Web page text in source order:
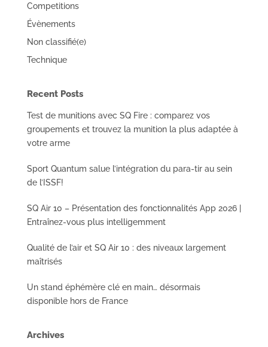
Competitions
Évènements
Non classifié(e)
Technique
Recent Posts
Test de munitions avec SQ Fire : comparez vos
groupements et trouvez la munition la plus adaptée à
votre arme
Sport Quantum salue l’intégration du para-tir au sein
de l’ISSF!
SQ Air 10 – Présentation des fonctionnalités App 2026 |
Entraînez-vous plus intelligemment
Qualité de l’air et SQ Air 10 : des niveaux largement
maîtrisés
Un stand éphémère clé en main… désormais
disponible hors de France
Archives